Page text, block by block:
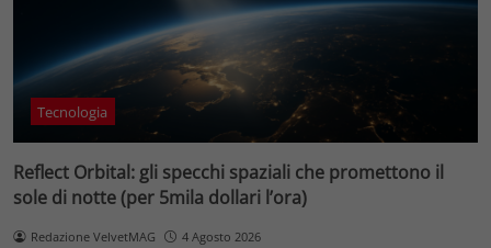
Tecnologia
Reflect Orbital: gli specchi spaziali che promettono il
sole di notte (per 5mila dollari l’ora)
Redazione VelvetMAG 4 Agosto 2026